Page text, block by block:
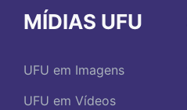
MÍDIAS UFU
UFU em Imagens
UFU em Vídeos